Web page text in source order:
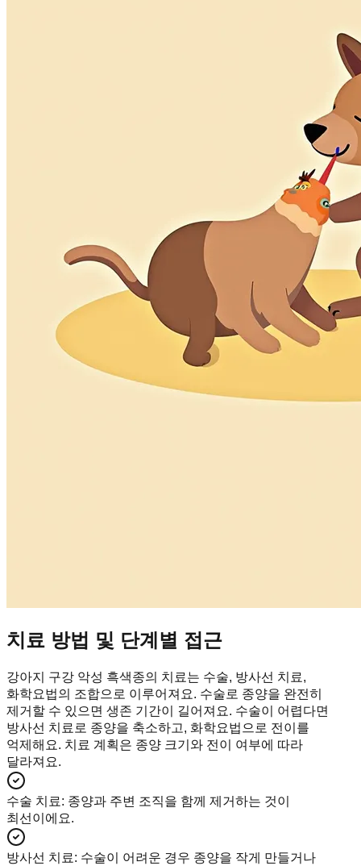
치료 방법 및 단계별 접근
강아지 구강 악성 흑색종의 치료는 수술, 방사선 치료,
화학요법의 조합으로 이루어져요. 수술로 종양을 완전히
제거할 수 있으면 생존 기간이 길어져요. 수술이 어렵다면
방사선 치료로 종양을 축소하고, 화학요법으로 전이를
억제해요. 치료 계획은 종양 크기와 전이 여부에 따라
달라져요.
수술 치료: 종양과 주변 조직을 함께 제거하는 것이
최선이에요.
방사선 치료: 수술이 어려운 경우 종양을 작게 만들거나